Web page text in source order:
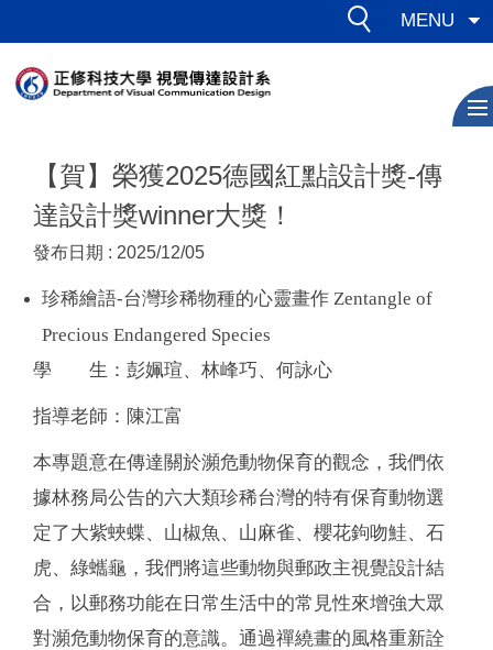
到
主
要
MENU
【賀】榮獲2025德國紅點設計獎-傳
達設計獎winner大獎！
發布日期 : 2025/12/05
珍稀繪語-台灣珍稀物種的心靈畫作 Zentangle of
Precious Endangered Species
學 生：彭姵瑄、林峰巧、何詠心
指導老師：陳江富
本專題意在傳達關於瀕危動物保育的觀念，我們依
據林務局公告的六大類珍稀台灣的特有保育動物選
定了大紫蛺蝶、山椒魚、山麻雀、櫻花鉤吻鮭、石
虎、綠蠵龜，我們將這些動物與郵政主視覺設計結
合，以郵務功能在日常生活中的常見性來增強大眾
對瀕危動物保育的意識。通過禪繞畫的風格重新詮